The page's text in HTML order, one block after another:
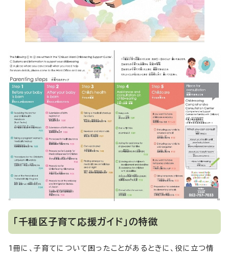
「千種区子育て応援ガイド」の特徴
1冊に、子育てについて困ったことがあるときに、役に立つ情